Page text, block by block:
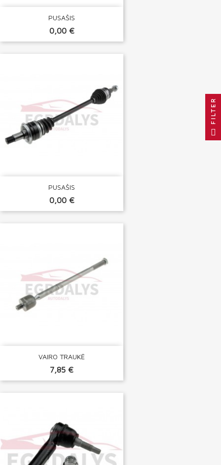
PUSAŠIS
0,00 €
PUSAŠIS
0,00 €
VAIRO TRAUKĖ
7,85 €
FILTER